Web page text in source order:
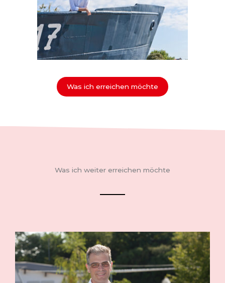
Was ich erreichen möchte
Was ich weiter erreichen möchte